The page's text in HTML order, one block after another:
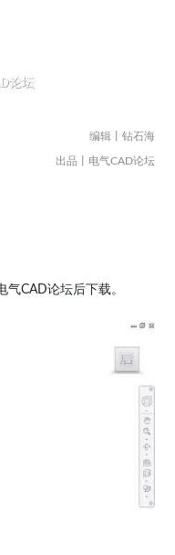
编辑丨钻石海
出品丨电气CAD论坛
CAD论坛后下载。